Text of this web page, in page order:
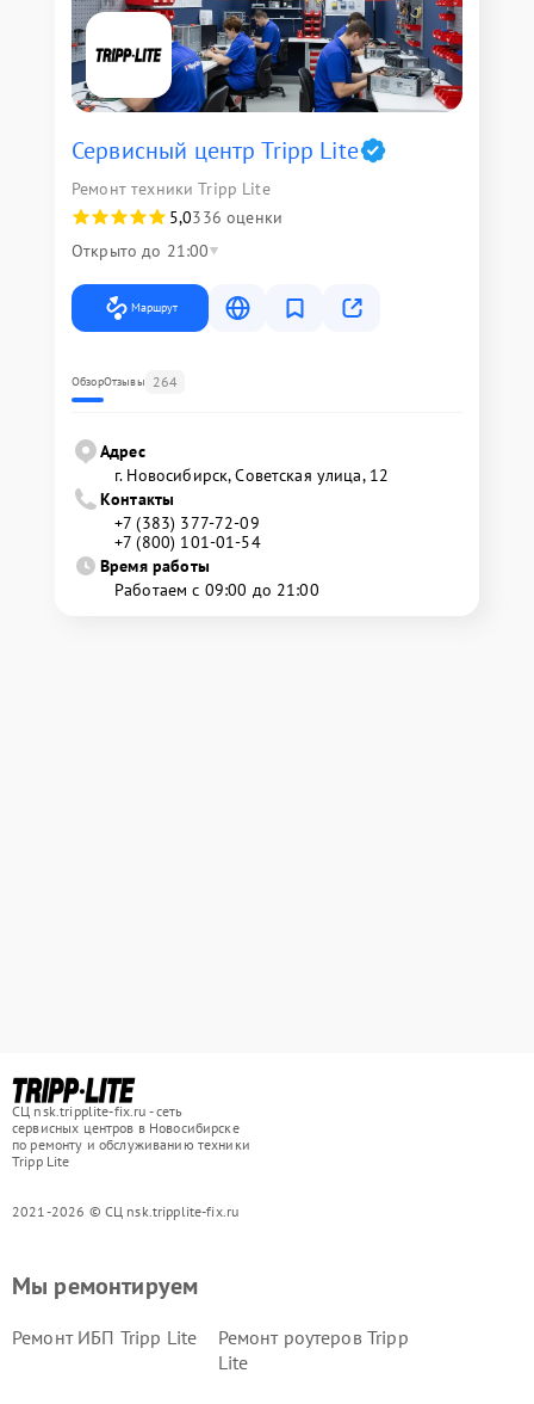
Сервисный центр Tripp Lite
Ремонт техники Tripp Lite
5,0336 оценки
Открыто до 21:00
Маршрут
ОбзорОтзывы 264
Адрес
г. Новосибирск, Советская улица, 12
Контакты
+7 (383) 377-72-09
+7 (800) 101-01-54
Время работы
Работаем с 09:00 до 21:00
СЦ nsk.tripplite-fix.ru - сеть
сервисных центров в Новосибирске
по ремонту и обслуживанию техники
Tripp Lite
2021-2026 © СЦ nsk.tripplite-fix.ru
Мы ремонтируем
Ремонт ИБП Tripp Lite
Ремонт роутеров Tripp
Lite